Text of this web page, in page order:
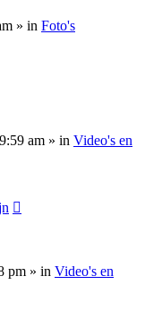
» in Foto's
am » in Video's en
pm » in Video's en